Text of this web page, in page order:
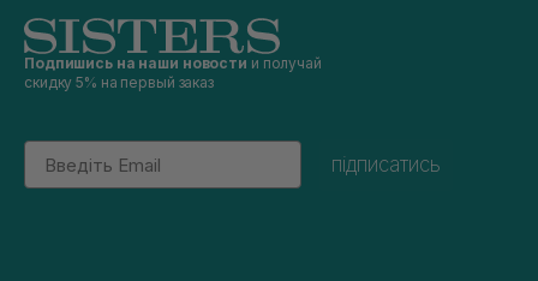
Подпишись на наши новости и получай
скидку 5% на первый заказ
Email
підписатись